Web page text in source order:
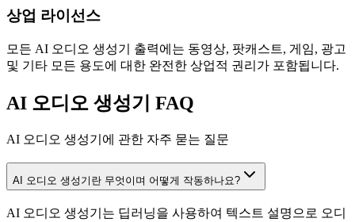
상업 라이선스
모든 AI 오디오 생성기 출력에는 동영상, 팟캐스트, 게임, 광고
및 기타 모든 용도에 대한 완전한 상업적 권리가 포함됩니다.
AI 오디오 생성기 FAQ
AI 오디오 생성기에 관한 자주 묻는 질문
AI 오디오 생성기란 무엇이며 어떻게 작동하나요?
AI 오디오 생성기는 딥러닝을 사용하여 텍스트 설명으로 오디